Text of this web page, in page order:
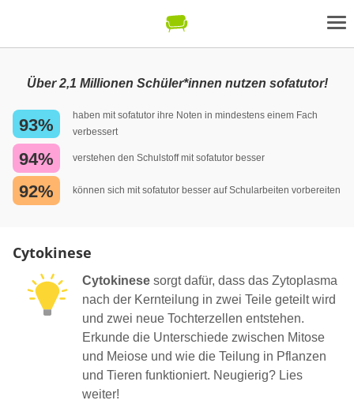
Über 2,1 Millionen Schüler*innen nutzen sofatutor!
93%
haben mit sofatutor ihre Noten in mindestens einem Fach
verbessert
94% verstehen den Schulstoff mit sofatutor besser
92% können sich mit sofatutor besser auf Schularbeiten vorbereiten
Cytokinese
Cytokinese sorgt dafür, dass das Zytoplasma
nach der Kernteilung in zwei Teile geteilt wird
und zwei neue Tochterzellen entstehen.
Erkunde die Unterschiede zwischen Mitose
und Meiose und wie die Teilung in Pflanzen
und Tieren funktioniert. Neugierig? Lies
weiter!